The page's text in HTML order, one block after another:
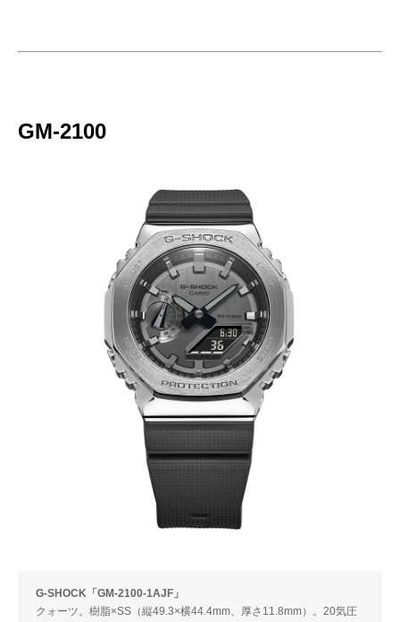
GM-2100
G-SHOCK「GM-2100-1AJF」
クォーツ。樹脂×SS（縦49.3×横44.4mm、厚さ11.8mm）。20気圧